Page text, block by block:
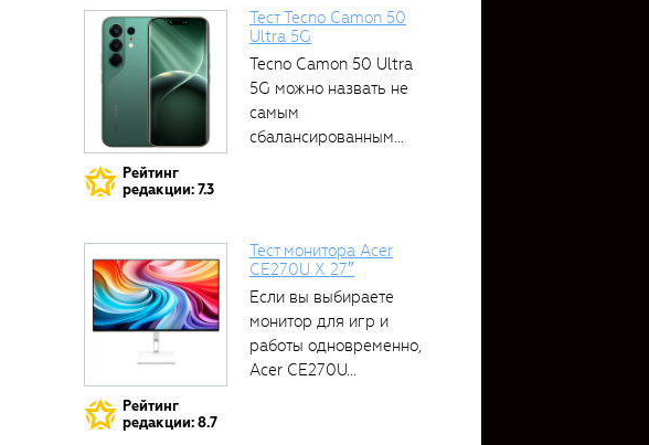
Рейтинг
редакции: 7.3
Тест Tecno Camon 50
Ultra 5G
Tecno Camon 50 Ultra
5G можно назвать не
самым
сбалансированным
Рейтинг
редакции: 8.7
Тест монитора Acer
CE270U X 27″
Если вы выбираете
монитор для игр и
работы одновременно,
Acer CE270U...